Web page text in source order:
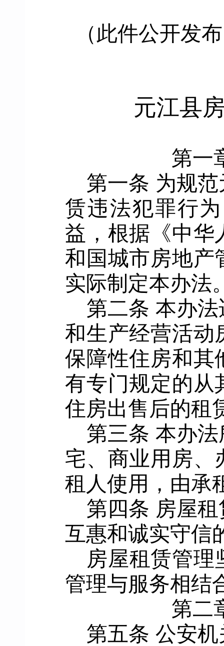
（此件公开发
元江县
第一
第一条 为规
赁违法犯罪行
益，根据 《中
和国城市房地产
实际制定本办法
第二条 本办
和生产经营活动
保障性住房和其
有专门规定的从
住房出售后的租
第三条 本办法
宅、商业用房、
租人使用，由承
第四条 房屋
互惠和诚实守信
房屋租赁管理
管理与服务相结
第二
第五条 公安机